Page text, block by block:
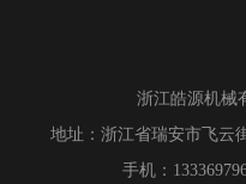
浙江皓源机械
地址：浙江省瑞安市飞云
手机：